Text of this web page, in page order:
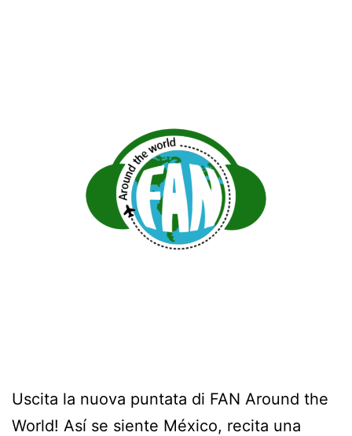
Uscita la nuova puntata di FAN Around the
World! Así se siente México, recita una